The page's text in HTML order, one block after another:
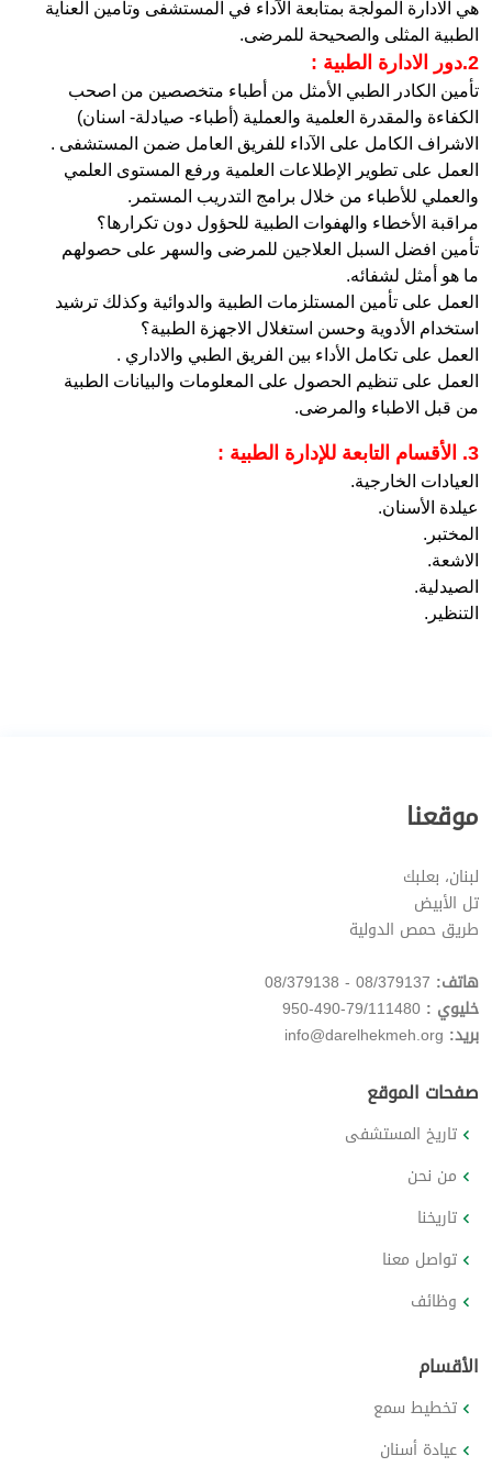
هي الادارة المولجة بمتابعة الآداء في المستشفى وتأمين العناية
الطبية المثلى والصحيحة للمرضى.
2.دور الادارة الطبية :
تأمين الكادر الطبي الأمثل من أطباء متخصصين من اصحب
الكفاءة والمقدرة العلمية والعملية (أطباء- صيادلة- اسنان)
الاشراف الكامل على الآداء للفريق العامل ضمن المستشفى .
العمل على تطوير الإطلاعات العلمية ورفع المستوى العلمي
والعملي للأطباء من خلال برامج التدريب المستمر.
مراقبة الأخطاء والهفوات الطبية للحؤول دون تكرارها؟
تأمين افضل السبل العلاجين للمرضى والسهر على حصولهم
ما هو أمثل لشفائه.
العمل على تأمين المستلزمات الطبية والدوائية وكذلك ترشيد
استخدام الأدوية وحسن استغلال الاجهزة الطبية؟
العمل على تكامل الأداء بين الفريق الطبي والاداري .
العمل على تنظيم الحصول على المعلومات والبيانات الطبية
من قبل الاطباء والمرضى.
3. الأقسام التابعة للإدارة الطبية :
العيادات الخارجية.
عيلدة الأسنان.
المختبر.
الاشعة.
الصيدلية.
التنظير.
موقعنا
لبنان، بعلبك
تل الأبيض
طريق حمص الدولية
هاتف:
خليوي :
بريد:
صفحات الموقع
تاريخ المستشفى
من نحن
تاريخنا
تواصل معنا
وظائف
الأقسام
تخطيط سمع
عيادة أسنان